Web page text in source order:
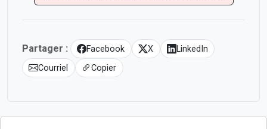
Partager : Facebook X
LinkedIn
Courriel
Copier